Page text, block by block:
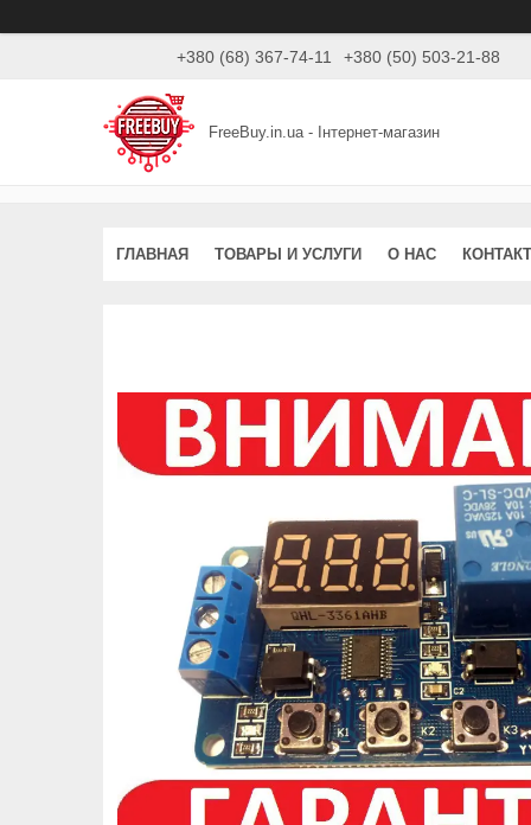
+380 (68) 367-74-11 +380 (50) 503-21-88
FreeBuy.in.ua - Інтернет-магазин
ГЛАВНАЯ ТОВАРЫ И УСЛУГИ О НАС